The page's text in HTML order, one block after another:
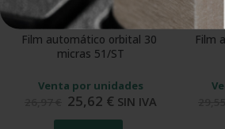
FILM PARA ENVOLTURA HORIZONTAL
Film automático orbital 30
micras 51/ST
Venta por unidades
25,62 € SIN IVA
FILM
Film